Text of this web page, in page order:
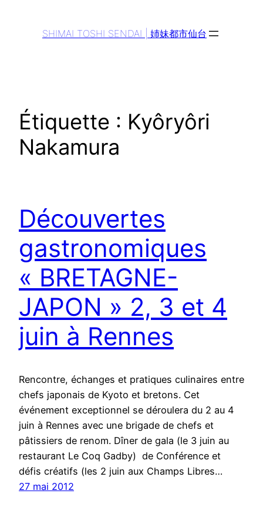
SHIMAI TOSHI SENDAI | 姉妹都市仙台
Étiquette : Kyôryôri
Nakamura
Découvertes
gastronomiques
« BRETAGNE-
JAPON » 2, 3 et 4
juin à Rennes
Rencontre, échanges et pratiques culinaires entre
chefs japonais de Kyoto et bretons. Cet
événement exceptionnel se déroulera du 2 au 4
juin à Rennes avec une brigade de chefs et
pâtissiers de renom. Dîner de gala (le 3 juin au
restaurant Le Coq Gadby) de Conférence et
défis créatifs (les 2 juin aux Champs Libres…
27 mai 2012